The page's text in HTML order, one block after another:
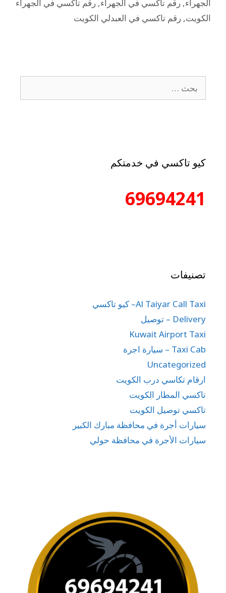
الجهراء, رقم تاكسي في الجهراء, رقم تاكسي في الجهراء
الكويت, رقم تاكسي في العبدلي الكويت
كيو تاكسي في خدمتكم
69694241
تصنيفات
Al Taiyar Call Taxi– كيو تاكسي
Delivery – توصيل
Kuwait Airport Taxi
Taxi Cab – سيارة اجرة
Uncategorized
ارقام تكاسي درب الكويت
تاكسي المطار الكويت
تاكسي توصيل الكويت
سيارات أجرة في محافظة مبارك الكبير
سيارات الأجرة في محافظة حولي